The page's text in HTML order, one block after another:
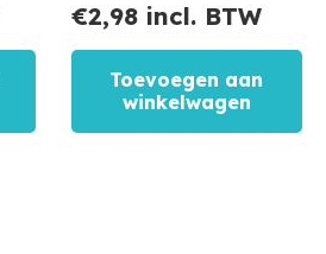
€2,98 incl. BTW
Toevoegen aan
winkelwagen